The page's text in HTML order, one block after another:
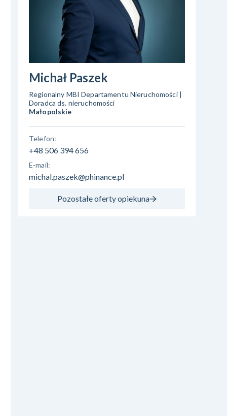
Michał Paszek
Regionalny MBI Departamentu Nieruchomości |
Doradca ds. nieruchomości
Małopolskie
Telefon:
+48 506 394 656
E-mail:
michal.paszek@phinance.pl
Pozostałe oferty opiekuna